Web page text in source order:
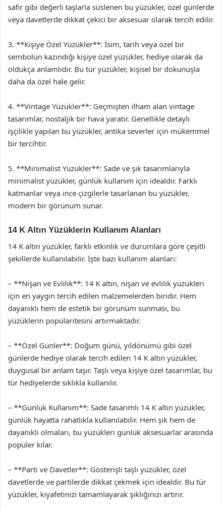
safir gibi değerli taşlarla süslenen bu yüzükler, özel günlerde
veya davetlerde dikkat çekici bir aksesuar olarak tercih edilir.
3. **Kişiye Özel Yüzükler**: İsim, tarih veya özel bir
sembolün kazındığı kişiye özel yüzükler, hediye olarak da
oldukça anlamlıdır. Bu tür yüzükler, kişisel bir dokunuşla
daha da özel hale gelir.
4. **Vintage Yüzükler**: Geçmişten ilham alan vintage
tasarımlar, nostaljik bir hava yaratır. Genellikle detaylı
işçilikle yapılan bu yüzükler, antika severler için mükemmel
bir tercihtir.
5. **Minimalist Yüzükler**: Sade ve şık tasarımlarıyla
minimalist yüzükler, günlük kullanım için idealdir. Farklı
katmanlar veya ince çizgilerle tasarlanan bu yüzükler,
modern bir görünüm sunar.
14 K Altın Yüzüklerin Kullanım Alanları
14 K altın yüzükler, farklı etkinlik ve durumlara göre çeşitli
şekillerde kullanılabilir. İşte bazı kullanım alanları:
– **Nişan ve Evlilik**: 14 K altın, nişan ve evlilik yüzükleri
için en yaygın tercih edilen malzemelerden biridir. Hem
dayanıklı hem de estetik bir görünüm sunması, bu
yüzüklerin popülaritesini artırmaktadır.
– **Özel Günler**: Doğum günü, yıldönümü gibi özel
günlerde hediye olarak tercih edilen 14 K altın yüzükler,
duygusal bir anlam taşır. Taşlı veya kişiye özel tasarımlar, bu
tür hediyelerde sıklıkla kullanılır.
– **Günlük Kullanım**: Sade tasarımlı 14 K altın yüzükler,
günlük hayatta rahatlıkla kullanılabilir. Hem şık hem de
dayanıklı olmaları, bu yüzükleri günlük aksesuarlar arasında
popüler kılar.
– **Parti ve Davetler**: Gösterişli taşlı yüzükler, özel
davetlerde ve partilerde dikkat çekmek için idealdir. Bu tür
yüzükler, kıyafetinizi tamamlayarak şıklığınızı artırır.